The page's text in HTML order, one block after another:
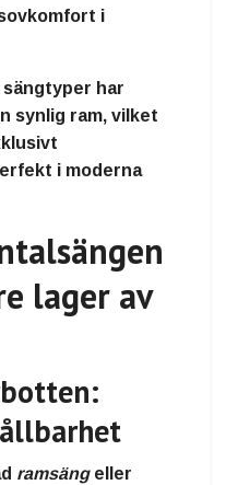
i
har
synlig ram, vilket
i moderna
lager av
ramsäng eller